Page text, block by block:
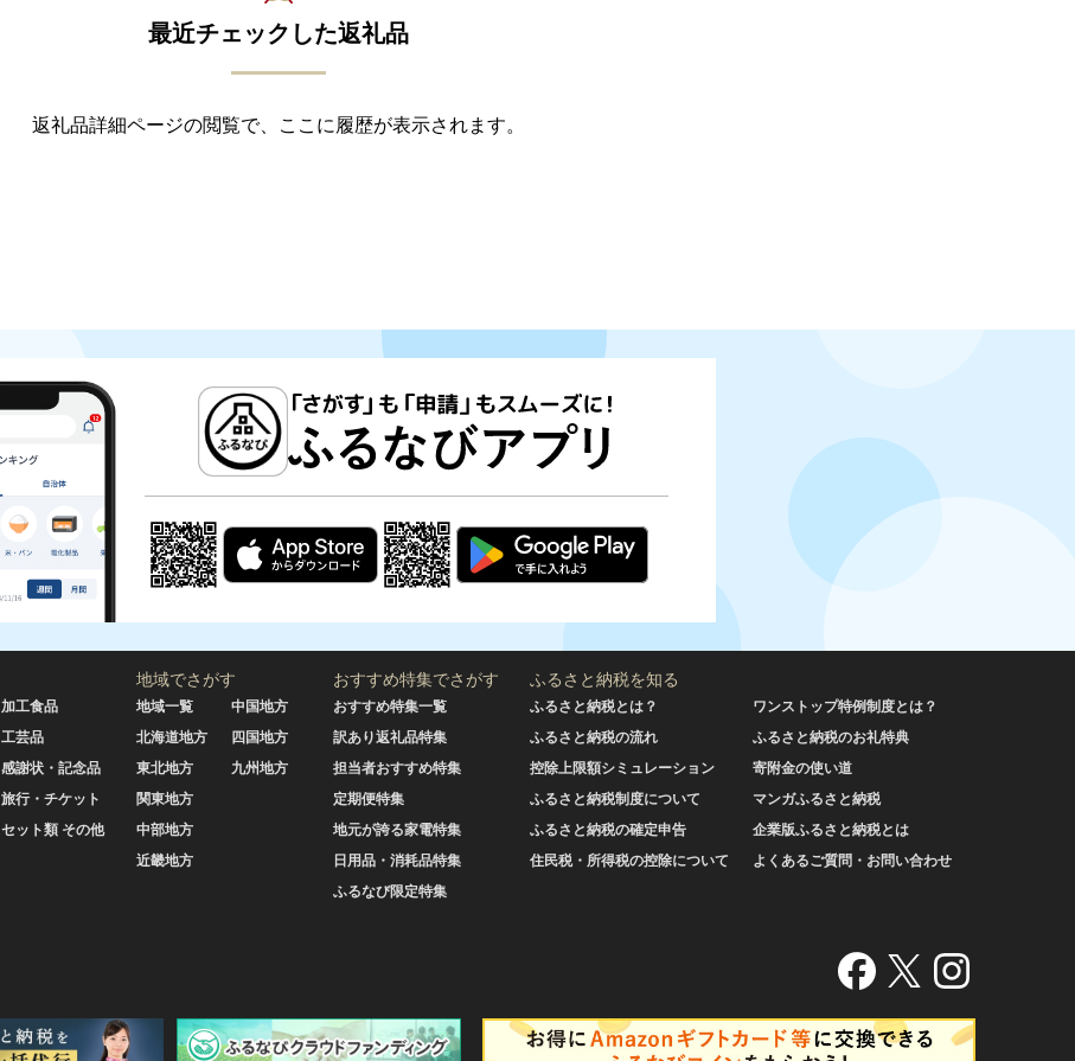
最近チェックした返礼品
返礼品詳細ページの閲覧で、ここに履歴が表示されます。
加工食品
工芸品
感謝状・記念品
旅行・チケット
セット類 その他
地域でさがす
地域一覧
北海道地方
東北地方
関東地方
中部地方
近畿地方
中国地方
四国地方
九州地方
おすすめ特集でさがす
おすすめ特集一覧
訳あり返礼品特集
担当者おすすめ特集
定期便特集
地元が誇る家電特集
日用品・消耗品特集
ふるなび限定特集
ふるさと納税を知る
ふるさと納税とは？
ふるさと納税の流れ
控除上限額シミュレーション
ふるさと納税制度について
ふるさと納税の確定申告
住民税・所得税の控除について
ワンストップ特例制度とは？
ふるさと納税のお礼特典
寄附金の使い道
マンガふるさと納税
企業版ふるさと納税とは
よくあるご質問・お問い合わせ